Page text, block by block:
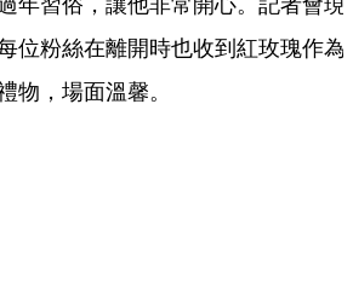
位粉絲在離開時也收到紅玫瑰作為
物，場面溫馨。